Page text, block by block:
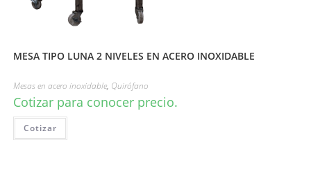
MESA TIPO LUNA 2 NIVELES EN ACERO INOXIDABLE
Mesas en acero inoxidable, Quirófano
Cotizar para conocer precio.
Cotizar